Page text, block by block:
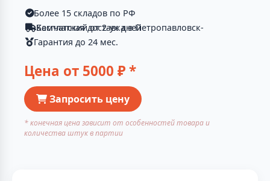
Более 15 складов по РФ
Бесплатная доставка в Петропавловск-Камчатский от 2-ух дней
Гарантия до 24 мес.
Цена от 5000 ₽ *
Запросить цену
* конечная цена зависит от особенностей товара и
количества штук в партии